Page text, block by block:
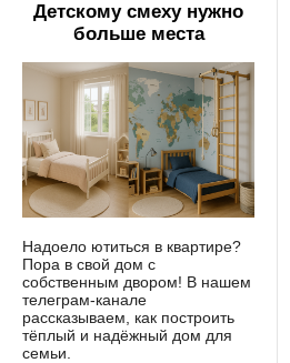
Детскому смеху нужно
больше места
Надоело ютиться в квартире?
Пора в свой дом с
собственным двором! В нашем
телеграм-канале
рассказываем, как построить
тёплый и надёжный дом для
семьи.